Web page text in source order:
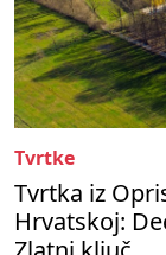
Tvrtke
Tvrtka iz
Hrvatskoj: